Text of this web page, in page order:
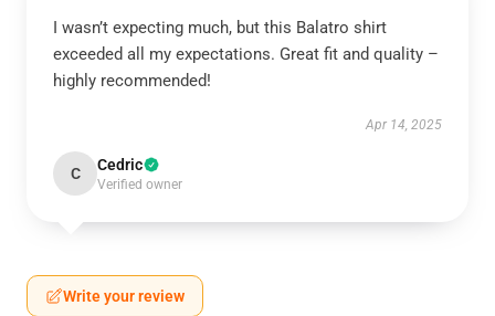
I wasn’t expecting much, but this Balatro shirt
exceeded all my expectations. Great fit and quality –
highly recommended!
Apr 14, 2025
C Cedric
Verified owner
Write your review